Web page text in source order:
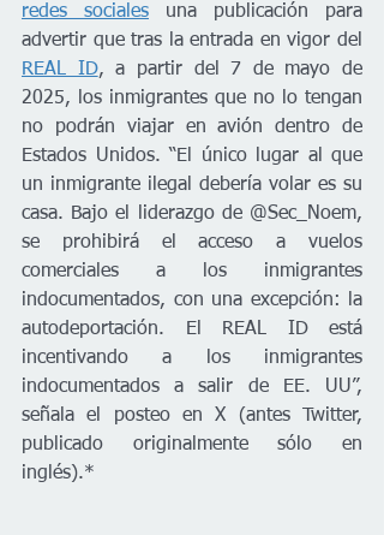
redes sociales una publicación para
REAL ID, a partir del 7 de mayo de
2025, los inmigrantes que no lo tengan
no podrán viajar en avión dentro de
Estados Unidos. “El único lugar al que
un inmigrante ilegal debería volar es su
casa. Bajo el liderazgo de @Sec_Noem,
se prohibirá el acceso a vuelos
comerciales a los inmigrantes
indocumentados, con una excepción: la
autodeportación. El REAL ID está
incentivando a los inmigrantes
indocumentados a salir de EE. UU”,
señala el posteo en X (antes Twitter,
publicado originalmente sólo en
inglés).*